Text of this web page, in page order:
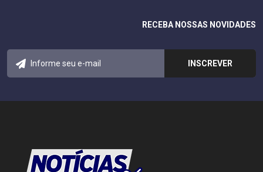
RECEBA NOSSAS NOVIDADES